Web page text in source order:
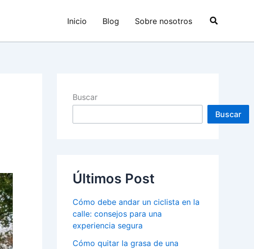
Inicio Blog Sobre nosotros Buscar
Buscar
Buscar
Últimos Post
Cómo debe andar un ciclista en la
calle: consejos para una
experiencia segura
Cómo quitar la grasa de una